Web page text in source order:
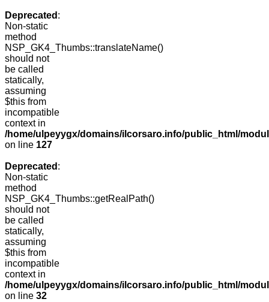
Deprecated :
Non-static
method
NSP_GK4_Thumbs::translateName()
should not
be called
statically,
assuming
$this from
incompatible
context in
/home/ulpeyygx/domains/ilcorsaro.info/public_html/
on line 127
Deprecated :
Non-static
method
NSP_GK4_Thumbs::getRealPath()
should not
be called
statically,
assuming
$this from
incompatible
context in
/home/ulpeyygx/domains/ilcorsaro.info/public_html/
on line 32